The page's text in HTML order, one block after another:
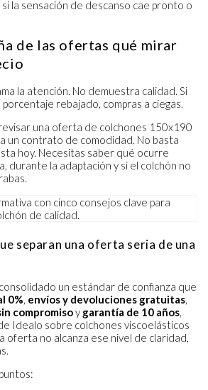
la sensación de descanso cae pronto o
de las ofertas qué mirar
la atención. No demuestra calidad. Si
rebajado, compras a ciegas.
una oferta de colchones 150x190
un contrato de comodidad. No basta
hoy. Necesitas saber qué ocurre
durante la adaptación y si el colchón no
separan una oferta seria de una
un estándar de confianza que
0%, envíos y devoluciones gratuitas,
compromisoy garantía de 10 años,
Idealo sobre colchones viscoelásticos
oferta no alcanza ese nivel de claridad,